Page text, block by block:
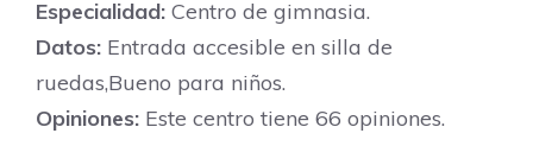
Especialidad: Centro de gimnasia.
Datos: Entrada accesible en silla de
ruedas,Bueno para niños.
Opiniones: Este centro tiene 66 opiniones.